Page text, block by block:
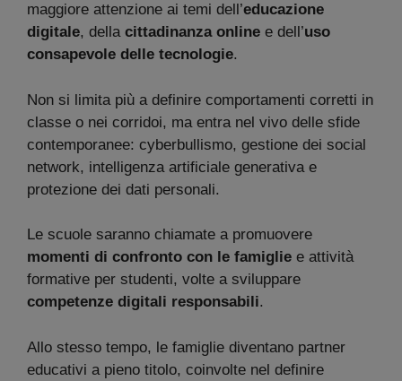
maggiore attenzione ai temi dell’educazione
digitale, della cittadinanza online e dell’uso
consapevole delle tecnologie.
Non si limita più a definire comportamenti corretti in
classe o nei corridoi, ma entra nel vivo delle sfide
contemporanee: cyberbullismo, gestione dei social
network, intelligenza artificiale generativa e
protezione dei dati personali.
Le scuole saranno chiamate a promuovere
momenti di confronto con le famiglie e attività
formative per studenti, volte a sviluppare
competenze digitali responsabili.
Allo stesso tempo, le famiglie diventano partner
educativi a pieno titolo, coinvolte nel definire